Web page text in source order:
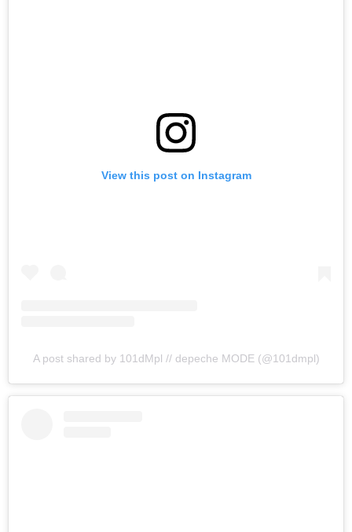
View this post on Instagram
A post shared by 101dMpl // depeche MODE (@101dmpl)